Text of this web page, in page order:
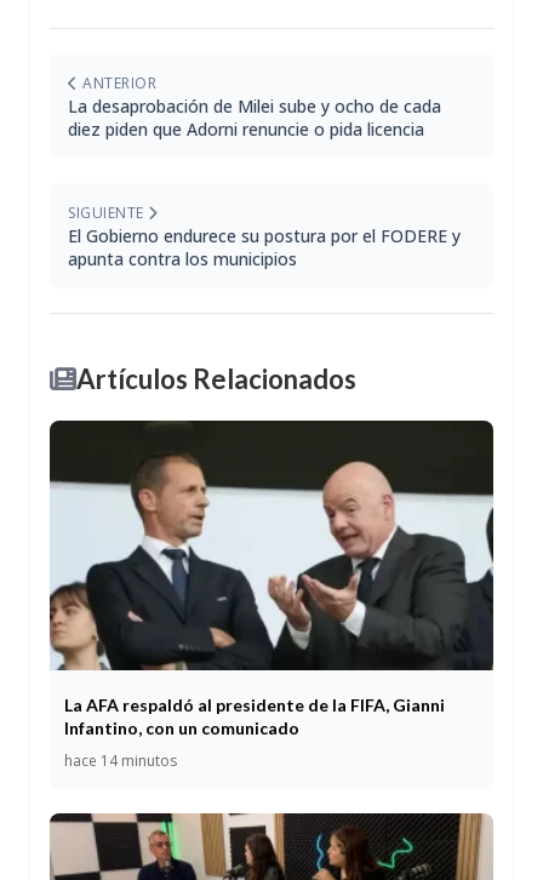
ANTERIOR
La desaprobación de Milei sube y ocho de cada
diez piden que Adorni renuncie o pida licencia
SIGUIENTE
El Gobierno endurece su postura por el FODERE y
apunta contra los municipios
Artículos Relacionados
La AFA respaldó al presidente de la FIFA, Gianni
Infantino, con un comunicado
hace 14 minutos